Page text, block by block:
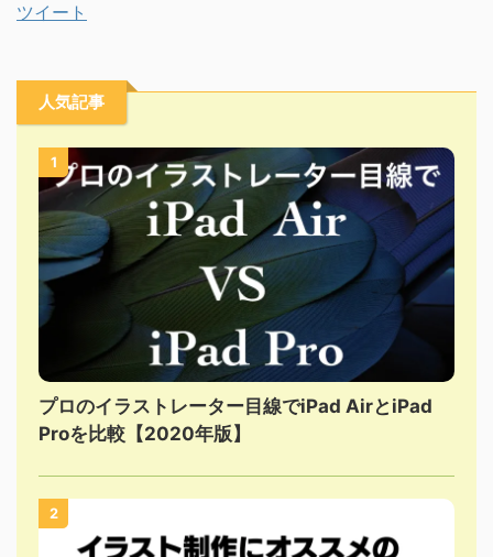
ツイート
人気記事
1
プロのイラストレーター目線でiPad AirとiPad
Proを比較【2020年版】
2